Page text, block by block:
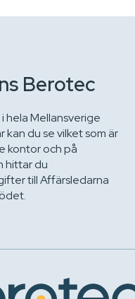
Berotec
hela Mellansverige
kan du se vilket som är
kontor och på
hittar du
till Affärsledarna